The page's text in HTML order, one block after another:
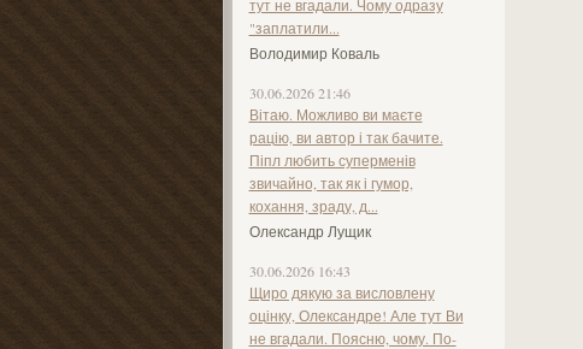
тут не вгадали. Чому одразу
"заплатили...
Володимир Коваль
30.06.2026 21:46
Вітаю. Можливо ви маєте
рацію, ви автор і так бачите.
Піпл любить суперменів
звичайно, так як і гумор,
кохання, зраду, д...
Олександр Лущик
30.06.2026 16:43
Щиро дякую за висловлену
оцінку, Олександре! Але тут Ви
не вгадали. Поясню, чому. По-